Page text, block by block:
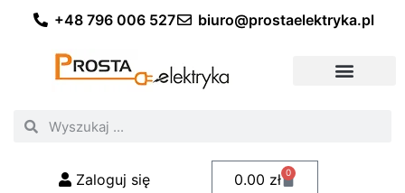
+48 796 006 527 biuro@prostaelektryka.pl
Zaloguj się 0.00 zł 0